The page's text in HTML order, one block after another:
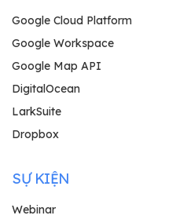
Google Cloud Platform
Google Workspace
Google Map API
DigitalOcean
LarkSuite
Dropbox
SỰ KIỆN
Webinar